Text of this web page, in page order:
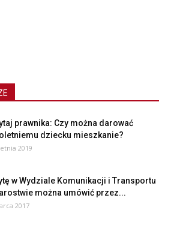
prawnika: Czy można darować
dziecku mieszkanie?
2019
w Wydziale Komunikacji i Transportu
można umówić przez...
2017